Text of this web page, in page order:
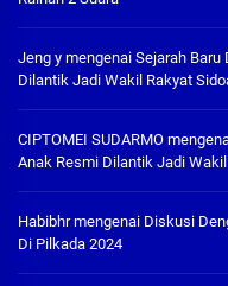
Jeng y mengenai Sejarah Baru
Dilantik Jadi Wakil Rakyat
CIPTOMEI SUDARMO
Anak Resmi Dilantik Jadi
Habibhrmengenai Diskusi
Di Pilkada 2024